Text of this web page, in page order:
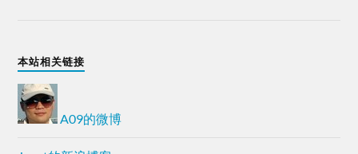
本站相关链接
A09的微博